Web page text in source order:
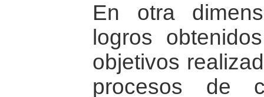
En otra
logros
objetivos
procesos de